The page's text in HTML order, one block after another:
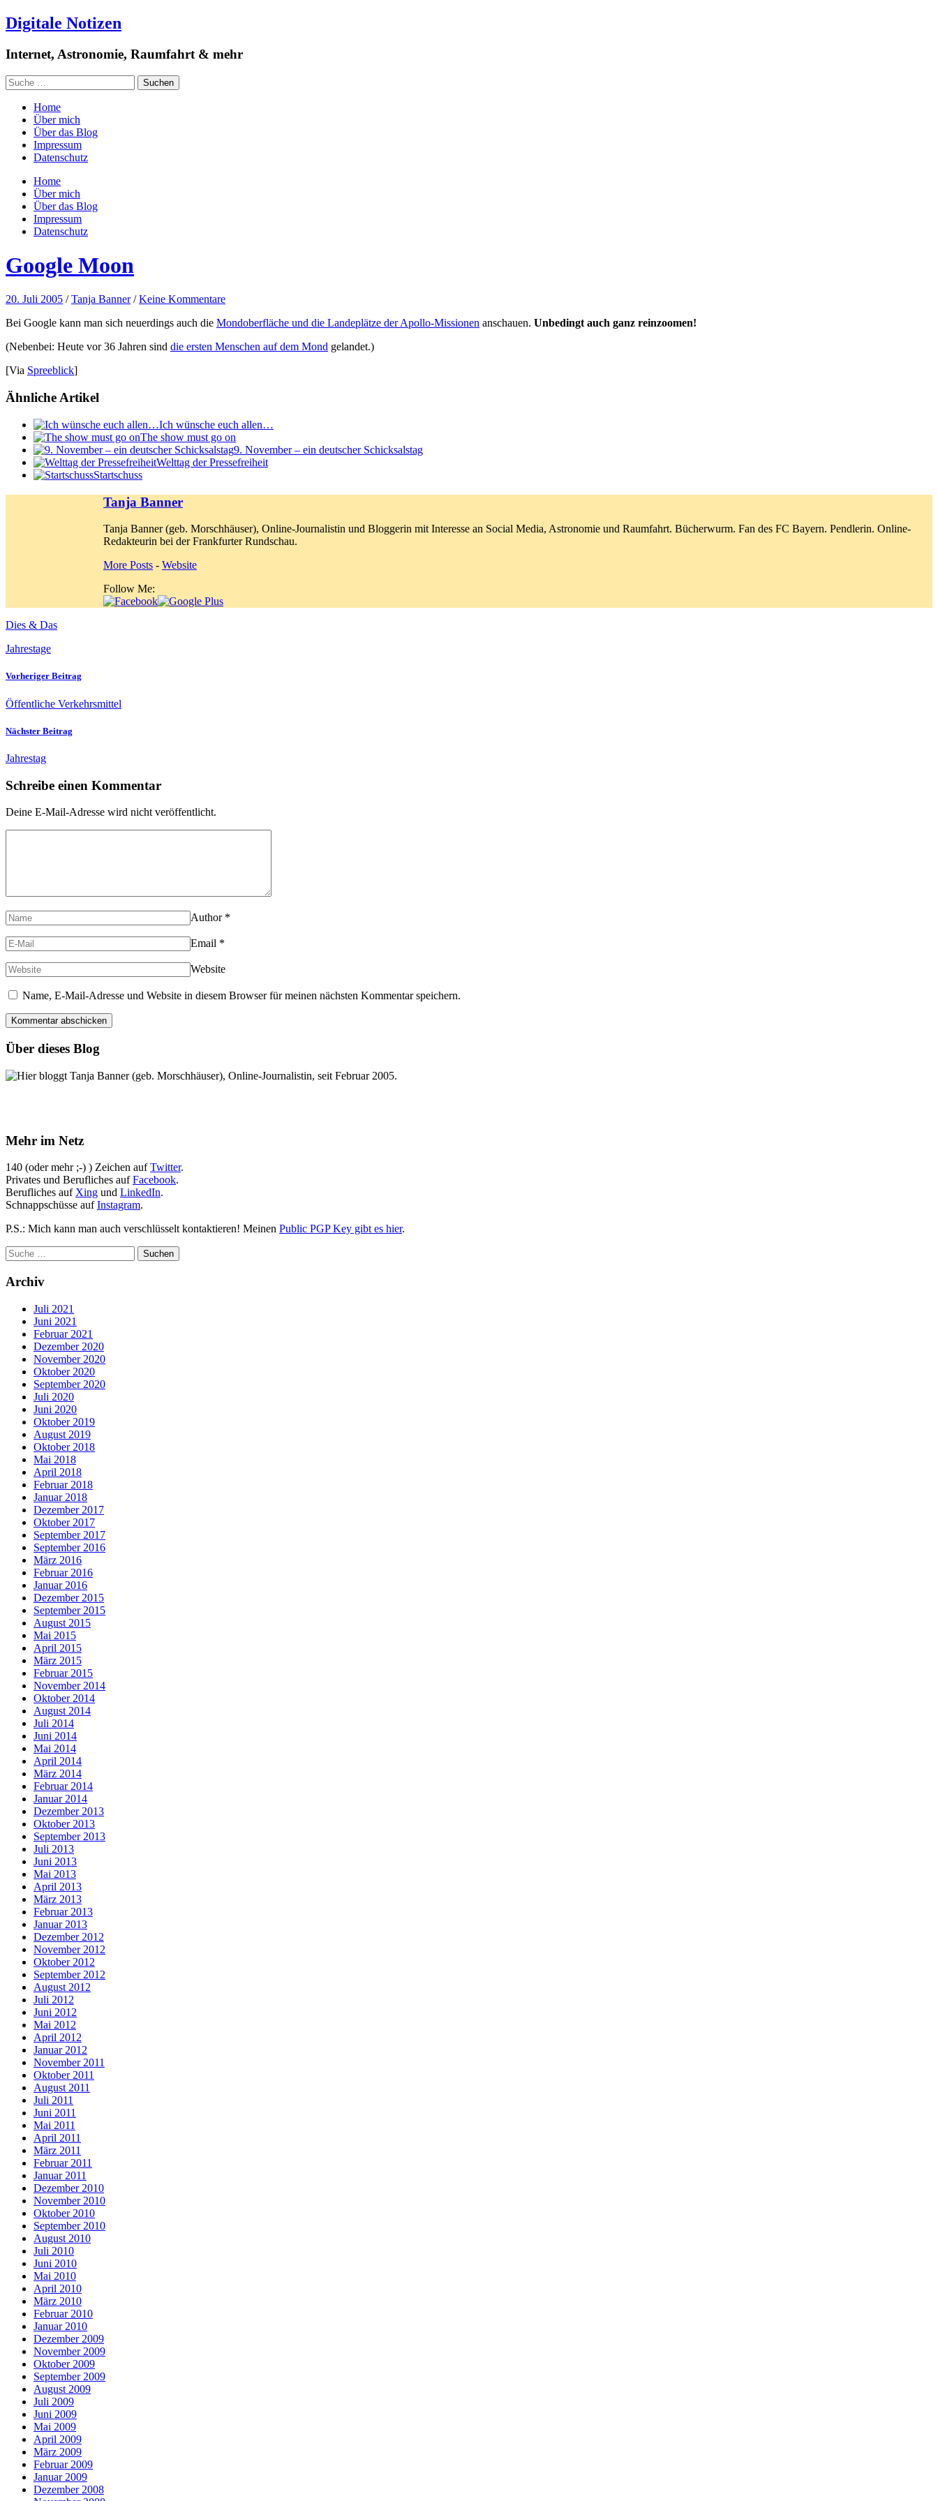
Digitale Notizen
Internet, Astronomie, Raumfahrt & mehr
Home
Über mich
Über das Blog
Impressum
Datenschutz
Home
Über mich
Über das Blog
Impressum
Datenschutz
Google Moon
20. Juli 2005 /Tanja Banner /Keine Kommentare
Bei Google kann man sich neuerdings auch die Mondoberfläche und die Landeplätze der Apollo-Missionen anschauen. Unbedingt auch ganz reinzoomen!
(Nebenbei: Heute vor 36 Jahren sind die ersten Menschen auf dem Mond gelandet.)
[Via Spreeblick]
Ähnliche Artikel
Ich wünsche euch allen…
The show must go on
9. November – ein deutscher Schicksalstag
Welttag der Pressefreiheit
Startschuss
Tanja Banner
Tanja Banner (geb. Morschhäuser), Online-Journalistin und Bloggerin mit Interesse an Social Media, Astronomie und Raumfahrt. Bücherwurm. Fan des FC Bayern. Pendlerin. Online-
Redakteurin bei der Frankfurter Rundschau.
More Posts - Website
Follow Me:
Dies & Das
Jahrestage
Vorheriger Beitrag
Öffentliche Verkehrsmittel
Nächster Beitrag
Jahrestag
Schreibe einen Kommentar
Deine E-Mail-Adresse wird nicht veröffentlicht.
Author *
Email *
Website
Name, E-Mail-Adresse und Website in diesem Browser für meinen nächsten Kommentar speichern.
Über dieses Blog
Hier bloggt Tanja Banner (geb. Morschhäuser), Online-Journalistin, seit Februar 2005.
Mehr im Netz
140 (oder mehr ;-) ) Zeichen aufTwitter.
Privates und Berufliches aufFacebook.
Berufliches auf Xing und LinkedIn.
Schnappschüsse aufInstagram.
P.S.: Mich kann man auch verschlüsselt kontaktieren! Meinen Public PGP Key gibt es hier.
Archiv
Juli 2021
Juni 2021
Februar 2021
Dezember 2020
November 2020
Oktober 2020
September 2020
Juli 2020
Juni 2020
Oktober 2019
August 2019
Oktober 2018
Mai 2018
April 2018
Februar 2018
Januar 2018
Dezember 2017
Oktober 2017
September 2017
September 2016
März 2016
Februar 2016
Januar 2016
Dezember 2015
September 2015
August 2015
Mai 2015
April 2015
März 2015
Februar 2015
November 2014
Oktober 2014
August 2014
Juli 2014
Juni 2014
Mai 2014
April 2014
März 2014
Februar 2014
Januar 2014
Dezember 2013
Oktober 2013
September 2013
Juli 2013
Juni 2013
Mai 2013
April 2013
März 2013
Februar 2013
Januar 2013
Dezember 2012
November 2012
Oktober 2012
September 2012
August 2012
Juli 2012
Juni 2012
Mai 2012
April 2012
Januar 2012
November 2011
Oktober 2011
August 2011
Juli 2011
Juni 2011
Mai 2011
April 2011
März 2011
Februar 2011
Januar 2011
Dezember 2010
November 2010
Oktober 2010
September 2010
August 2010
Juli 2010
Juni 2010
Mai 2010
April 2010
März 2010
Februar 2010
Januar 2010
Dezember 2009
November 2009
Oktober 2009
September 2009
August 2009
Juli 2009
Juni 2009
Mai 2009
April 2009
März 2009
Februar 2009
Januar 2009
Dezember 2008